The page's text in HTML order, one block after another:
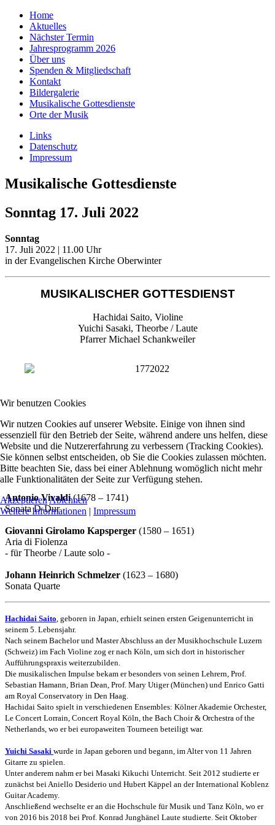
Home
Aktuelles
Nächster Termin
Jahresprogramm 2026
Über uns
Spenden & Mitgliedschaft
Kontakt
Bildergalerie
Musikalische Gottesdienste
Orte der Musik
Links
Datenschutz
Impressum
Musikalische Gottesdienste
Sonntag 17. Juli 2022
Sonntag
17. Juli 2022 | 11.00 Uhr
in derEvangelischen Kirche Oberwinter
MUSIKALISCHER GOTTESDIENST
Hachidai Saito, Violine
Yuichi Sasaki, Theorbe / Laute
Pfarrer Michael Schankweiler
Antonio Vivaldi(1678 – 1741)
Sonata D-Dur
Giovanni Girolamo Kapsperger (1580 – 1651)
Aria di Fiolenza
- für Theorbe / Laute solo -
Johann Heinrich Schmelzer (1623 – 1680)
Sonata Quarte
Hachidai Saito , geboren in Japan, erhielt seinen ersten Geigenunterricht in
seinem 5. Lebensjahr.
Nach seinem Bachelor und Master Abschluss an der Musikhochschule Luzern
(Schweiz) im Fach Violine zog er nach Köln, um sich dort in historischer
Aufführungspraxis weiterzubilden.
Die musikalischen Impulse bekam er besonders von seinen Lehrern, Prof.
Sebastian Hamann, Brian Dean, Prof. Mary Utiger (München) und Enrico Gatti
am Royal Conservatory in Den Haag.
Hachidai Saito spielt in verschiedenen Ensembles: Kölner Akademie Orchester,
Le Concert Lorrain, Concert Royal Köln, the Bach Choir & Orchestra of the
Netherlands, wo er bei europaweiten Tourneen beteiligt war.
Yuichi Sasaki wurde in Japan geboren und begann, im Alter von 11 Jahren
Gitarre zu spielen.
Unter anderem nahm er bei Masaki Kikuchi Unterricht. Seit 2012 studierte er
zunächst bei Aniello Desiderio und Hubert Käppel an der International Koblenz
Guitar Academy.
Anschließend wechselte er an die Hochschule für Musik und Tanz Köln, wo er
von 2016 bis 2018 bei Prof. Konrad Junghänel Laute studierte. Seit Oktober
Wir benutzen Cookies
Wir nutzen Cookies auf unserer Website. Einige von ihnen sind
essenziell für den Betrieb der Seite, während andere uns helfen, diese
Website und die Nutzererfahrung zu verbessern (Tracking Cookies).
Sie können selbst entscheiden, ob Sie die Cookies zulassen möchten.
Bitte beachten Sie, dass bei einer Ablehnung womöglich nicht mehr
alle Funktionalitäten der Seite zur Verfügung stehen.
AkzeptierenAblehnen
Weitere Informationen | Impressum